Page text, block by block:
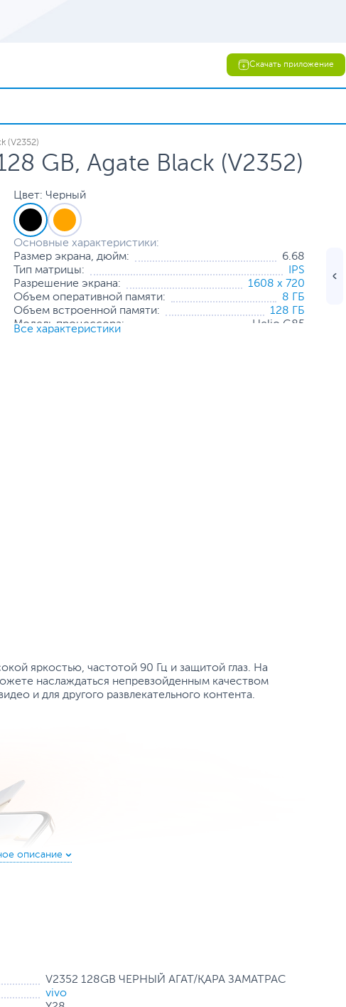
Скачать приложение
(V2352)
GB, Agate Black (V2352)
Цвет: Черный
Основные характеристики:
Размер экрана, дюйм:
6.68
Тип матрицы:
IPS
Разрешение экрана:
1608 x 720
Объем оперативной памяти:
8 ГБ
Объем встроенной памяти:
128 ГБ
Модель процессора:
Helio G85
Все характеристики
яркостью, частотой 90 Гц и защитой глаз. На
наслаждаться непревзойденным качеством
и для другого развлекательного контента.
V2352 128GB ЧЕРНЫЙ АГАТ/ҚАРА ЗАМАТРАС
vivo